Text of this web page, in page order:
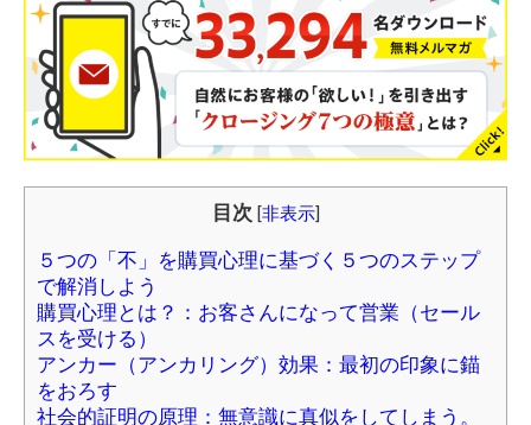
目次 [非表示]
５つの「不」を購買心理に基づく５つのステップ
で解消しよう
購買心理とは？：お客さんになって営業（セール
スを受ける）
アンカー（アンカリング）効果：最初の印象に錨
をおろす
社会的証明の原理：無意識に真似をしてしまう。